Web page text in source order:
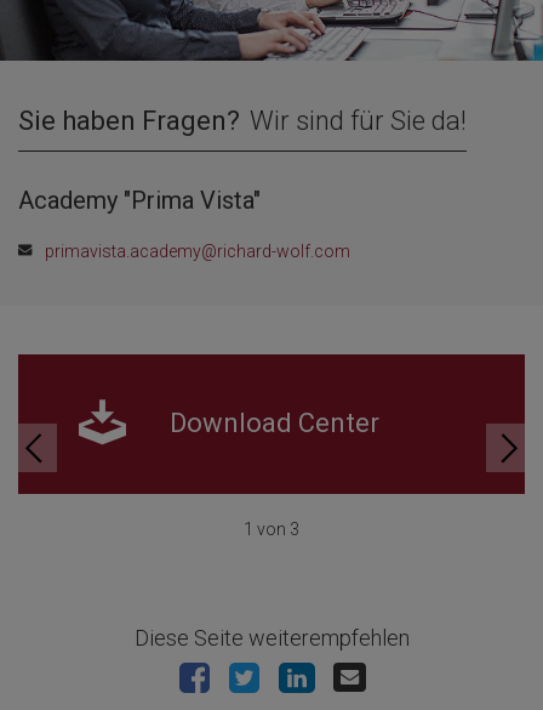
Sie haben Fragen? Wir sind für Sie da!
Academy "Prima Vista"
primavista.academy@richard-wolf.com
Download Center
1 von 3
Diese Seite weiterempfehlen